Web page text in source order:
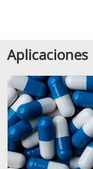
Aplicaciones